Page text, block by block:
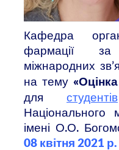
Кафедра
фармації за
міжнародних
на тему
для студентів
Національного
імені О.О.
08 квітня 2021